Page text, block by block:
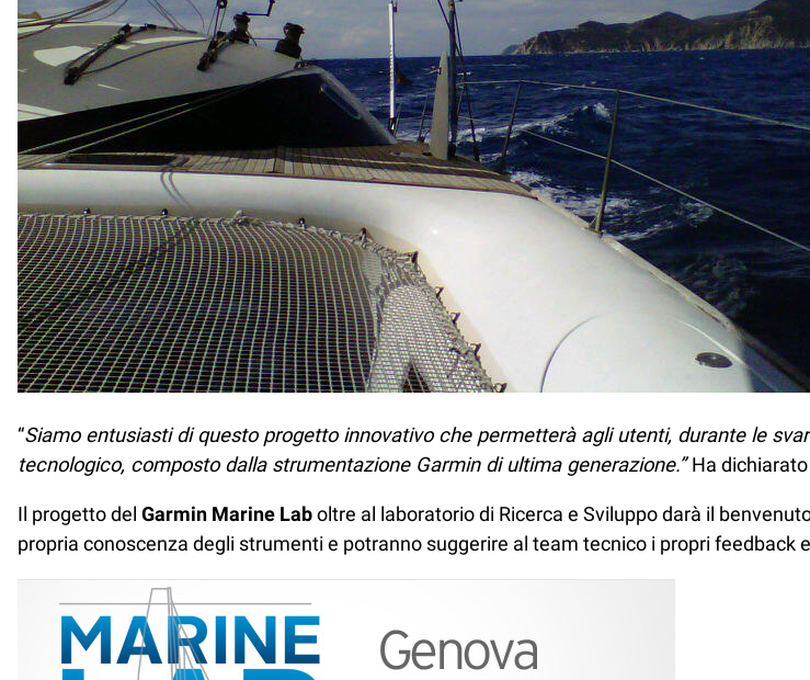
“Siamo entusiasti di questo progetto innovativo che permetterà agli utenti, durante le
tecnologico, composto dalla strumentazione Garmin di ultima generazione.”Ha dichiarato
Il progetto del Garmin Marine Laboltre al laboratorio di Ricerca e Sviluppo darà il
propria conoscenza degli strumenti e potranno suggerire al team tecnico i propri feedback